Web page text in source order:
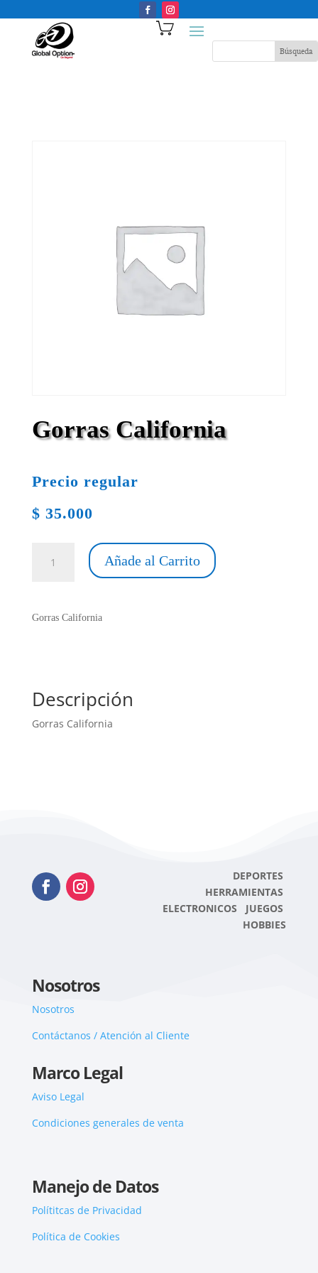
Gorras California
Precio regular
$ 35.000
California
Añade al Carrito
Gorras California
Descripción
Gorras California
DEPORTES
HERRAMIENTAS
ELECTRONICOS JUEGOS
HOBBIES
Nosotros
Nosotros
Contáctanos / Atención al Cliente
Marco Legal
Aviso Legal
Condiciones generales de venta
Manejo de Datos
Polítitcas de Privacidad
Política de Cookies